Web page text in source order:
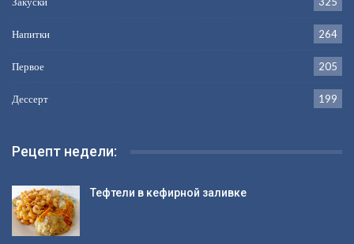
Напитки 264
Первое 205
Дессерт 199
Рецепт недели:
Тефтели в кефирной заливке